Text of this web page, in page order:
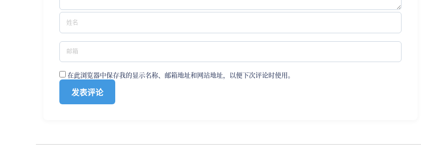
在此浏览器中保存我的显示名称、邮箱地址和网站地址，以便下次评论时使用。